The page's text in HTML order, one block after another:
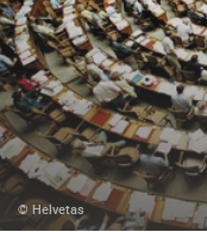
© Helvetas